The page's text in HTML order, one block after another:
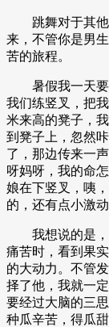
跳舞对于其他
来，不管你是男
苦的旅程。
暑假我一天要
我们练竖叉，把
米来高的凳子，
到凳子上，忽然
了，那边传来一
呀妈呀，我的命
娘在下竖叉，咦
的，还有点小激动
我想说的是，
痛苦时，看到果
的大动力。不管
择了他，我就一
要经过大脑的三
种瓜辛苦，得瓜